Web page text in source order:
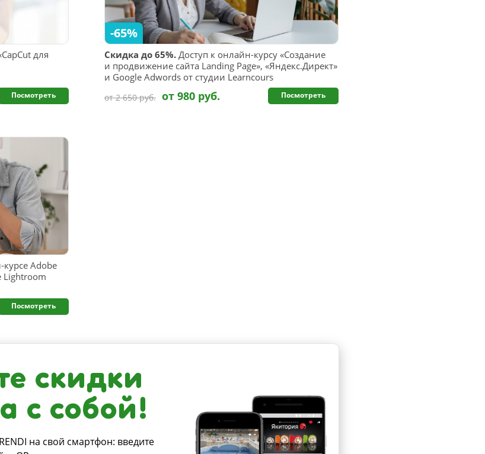
для
Посмотреть
Скидка до 65%. Доступ к онлайн-курсу «Создание
и продвижение сайта Landing Page», «Яндекс.Директ»
и Google Adwords от студии Learncours
-65%
от 2 650 руб. от 980 руб. Посмотреть
Adobe
Lightroom
Посмотреть
скидки
с собой!
на свой смартфон: введите